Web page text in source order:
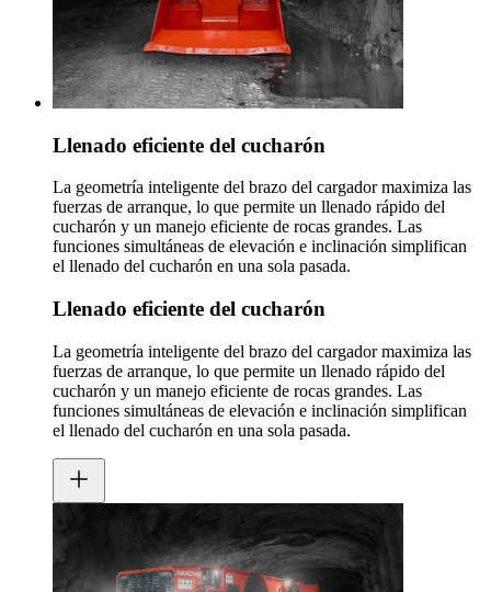
Llenado eficiente del cucharón
La geometría inteligente del brazo del cargador maximiza las
fuerzas de arranque, lo que permite un llenado rápido del
cucharón y un manejo eficiente de rocas grandes. Las
funciones simultáneas de elevación e inclinación simplifican
el llenado del cucharón en una sola pasada.
Llenado eficiente del cucharón
La geometría inteligente del brazo del cargador maximiza las
fuerzas de arranque, lo que permite un llenado rápido del
cucharón y un manejo eficiente de rocas grandes. Las
funciones simultáneas de elevación e inclinación simplifican
el llenado del cucharón en una sola pasada.